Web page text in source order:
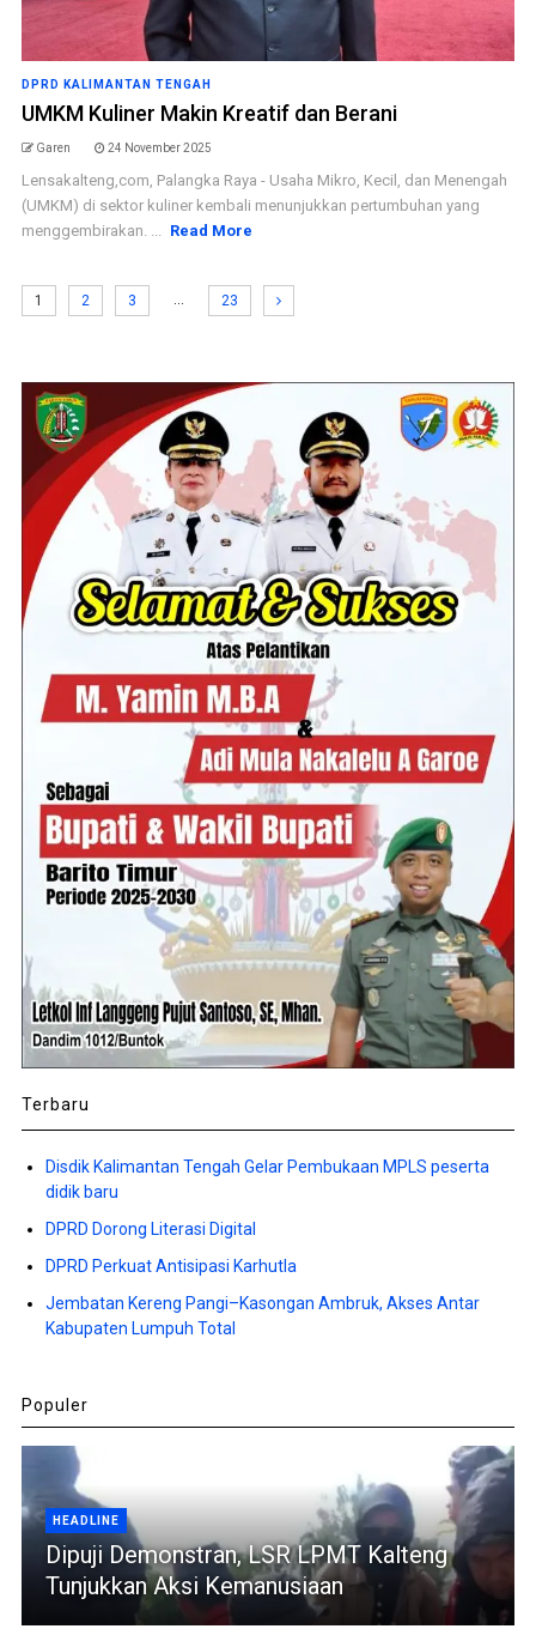
DPRD KALIMANTAN TENGAH
UMKM Kuliner Makin Kreatif dan Berani
Garen 24 November 2025
Lensakalteng,com, Palangka Raya - Usaha Mikro, Kecil, dan Menengah
(UMKM) di sektor kuliner kembali menunjukkan pertumbuhan yang
menggembirakan. ... Read More
1 2 3 … 23
Terbaru
Disdik Kalimantan Tengah Gelar Pembukaan MPLS peserta
didik baru
DPRD Dorong Literasi Digital
DPRD Perkuat Antisipasi Karhutla
Jembatan Kereng Pangi–Kasongan Ambruk, Akses Antar
Kabupaten Lumpuh Total
Populer
HEADLINE
Dipuji Demonstran, LSR LPMT Kalteng
Tunjukkan Aksi Kemanusiaan